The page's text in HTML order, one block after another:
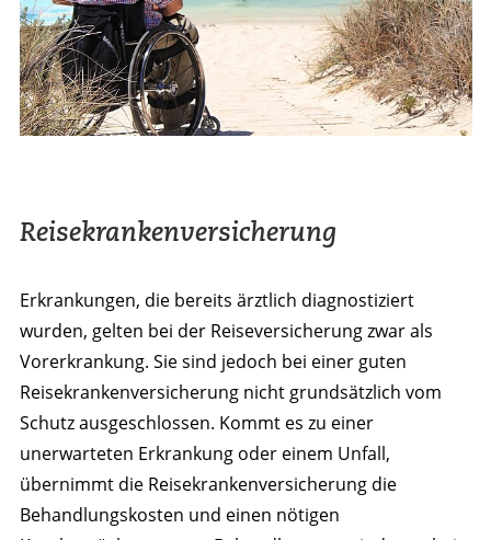
Reisekrankenversicherung
Erkrankungen, die bereits ärztlich diagnostiziert
wurden, gelten bei der Reiseversicherung zwar als
Vorerkrankung. Sie sind jedoch bei einer guten
Reisekrankenversicherung nicht grundsätzlich vom
Schutz ausgeschlossen. Kommt es zu einer
unerwarteten Erkrankung oder einem Unfall,
übernimmt die Reisekrankenversicherung die
Behandlungskosten und einen nötigen